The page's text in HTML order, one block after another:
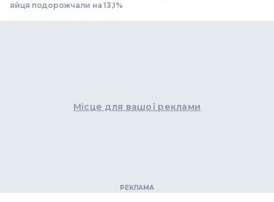
яйця подорожчали на 13,1%
Місце для вашої реклами